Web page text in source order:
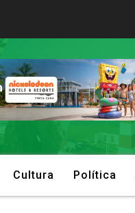
Cultura Política